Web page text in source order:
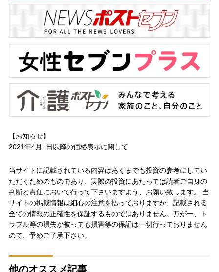
【お知らせ】
2021年4月1日以降の価格表示に関して
当サイトに記載されている内容はあくまでも投資の参考にしてい
ただくためのものであり、実際の投資にあたっては読者ご自身の
判断と責任において行って下さいますよう、お願い致します。 当
サイトの掲載情報は細心の注意を払っておりますが、記載される
全ての情報の正確性を保証するものではありません。万が一、ト
ラブル等の損失が被っても損害等の保証は一切行っておりません
ので、予めご了承下さい。
他のオススメ記事